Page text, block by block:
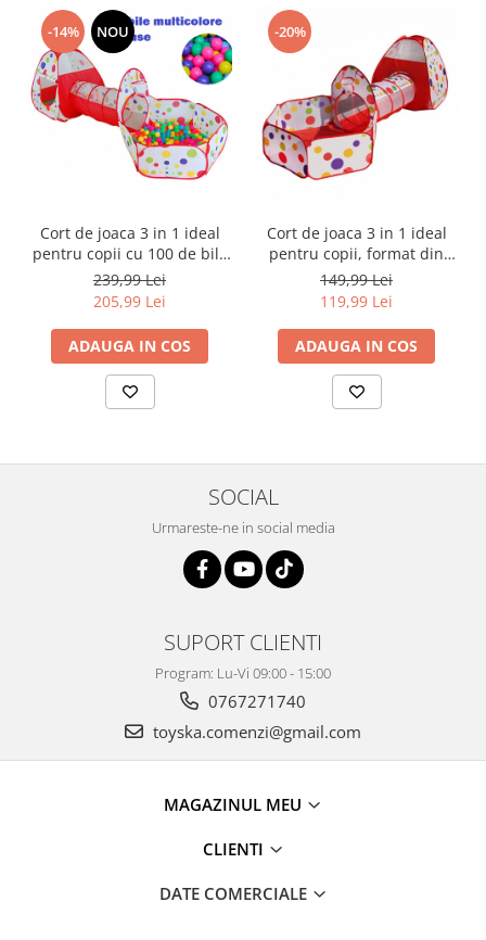
-14% NOU
Cort de joaca 3 in 1 ideal
pentru copii cu 100 de bile
multicolore incluse, format
din cort, tunel intermediar
si piscina, multicolor
239,99 Lei
205,99 Lei
ADAUGA IN COS
-20%
Cort de joaca 3 in 1 ideal
pentru copii, format din
cort, tunel intermediar si
piscina, multicolor
149,99 Lei
119,99 Lei
ADAUGA IN COS
SOCIAL
Urmareste-ne in social media
SUPORT CLIENTI
Program: Lu-Vi 09:00 - 15:00
0767271740
toyska.comenzi@gmail.com
MAGAZINUL MEU
CLIENTI
DATE COMERCIALE